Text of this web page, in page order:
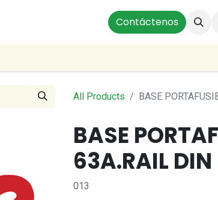
Profesionales Our
Contáctenos
All Products BASE
BASE
63A.RAIL
013